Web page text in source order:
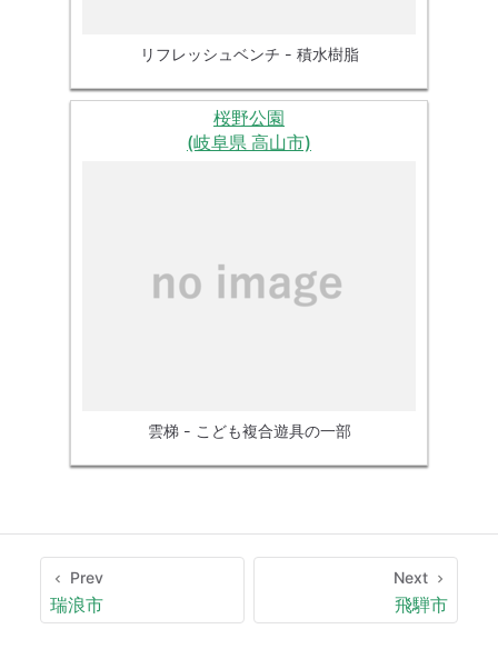
リフレッシュベンチ - 積水樹脂
桜野公園
(岐阜県 高山市)
雲梯 - こども複合遊具の一部
Prev
瑞浪市
Next
飛騨市